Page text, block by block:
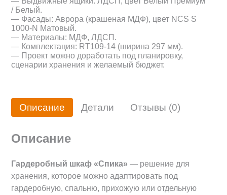
/ Белый.
— Фасады: Аврора (крашеная МДФ), цвет NCS S
1000-N Матовый.
— Материалы: МДФ, ЛДСП.
— Комплектация: RT109-14 (ширина 297 мм).
— Проект можно доработать под планировку,
сценарии хранения и желаемый бюджет.
Описание Детали Отзывы (0)
Описание
Гардеробный шкаф «Спика»— решение для
хранения, которое можно адаптировать под
гардеробную, спальню, прихожую или отдельную